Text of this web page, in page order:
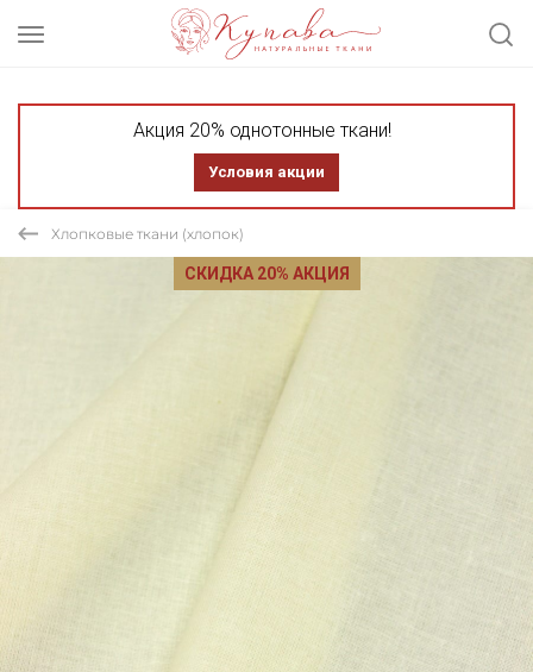
Акция 20% однотонные ткани!
Условия акции
Хлопковые ткани (хлопок)
СКИДКА 20% АКЦИЯ